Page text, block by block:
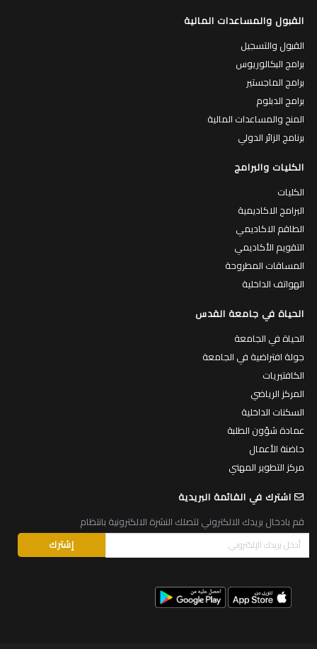
القبول والمساعدات المالية
القبول والتسجيل
برامج البكالوريوس
برامج الماجستير
برامج الدبلوم
المنح والمساعدات المالية
برنامج الزائر الدولي
الكليات والبرامج
الكليات
البرامج الاكاديمية
الطاقم الاكاديمي
التقويم الأكاديمي
المساقات المطروحة
الهواتف الداخلية
الحياة في جامعة القدس
الحياة في الجامعة
جولة افتراضية في الجامعة
الكافتيريات
المركز الرياضي
السكنات الداخلية
عمادة شؤون الطلبة
حاضنة الأعمال
مركز التطوير المهني
اشترك في القائمة البريدية
قم بادخال بريدك الالكتروني لتصلك النشرة الالكترونية بانتظام